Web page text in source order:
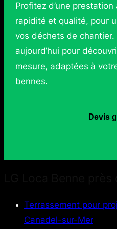
Profitez d’une
rapidité et qualité, pour
vos déchets de
aujourd’hui pour
mesure, adaptées à
bennes.
Devis
Terrassement pour
Canadel-sur-Mer